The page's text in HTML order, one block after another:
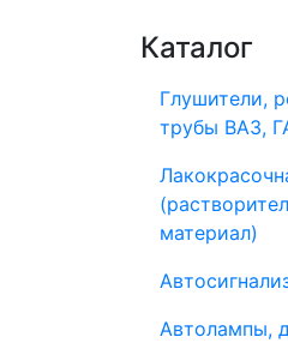
Каталог
Глушители,
трубы ВАЗ,
материал)
Автолампы,